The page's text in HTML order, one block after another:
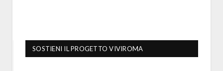
SOSTIENI IL PROGETTO VIVIROMA